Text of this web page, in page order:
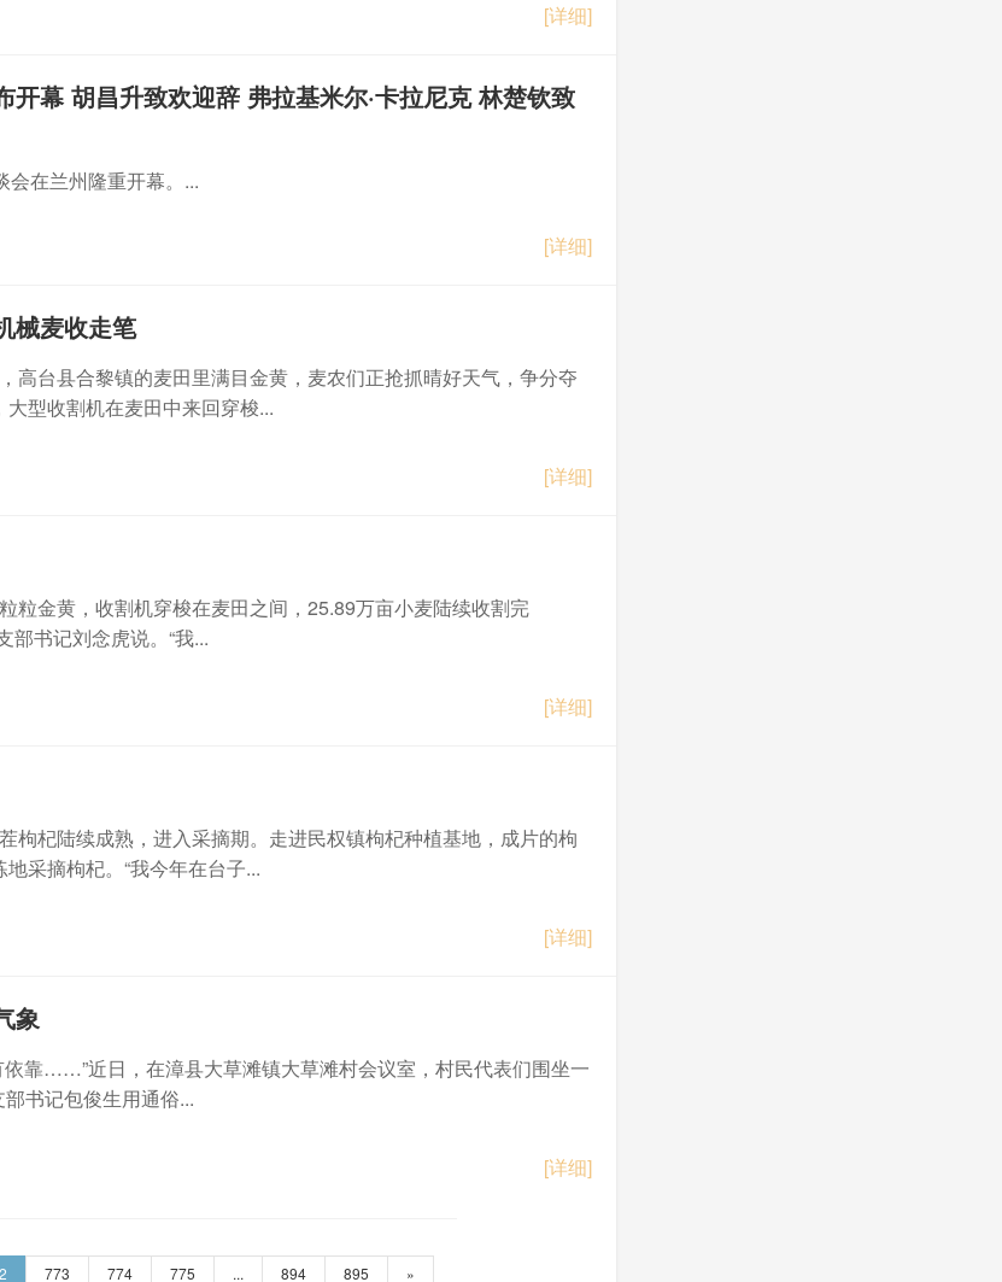
[详细]
幕 胡昌升致欢迎辞 弗拉基米尔·卡拉尼克 林楚钦致
在兰州隆重开幕。...
[详细]
械麦收走笔
高台县合黎镇的麦田里满目金黄，麦农们正抢抓晴好天气，争分夺
型收割机在麦田中来回穿梭...
[详细]
粒金黄，收割机穿梭在麦田之间，25.89万亩小麦陆续收割完
部书记刘念虎说。“我...
[详细]
枸杞陆续成熟，进入采摘期。走进民权镇枸杞种植基地，成片的枸
采摘枸杞。“我今年在台子...
[详细]
象
靠……”近日，在漳县大草滩镇大草滩村会议室，村民代表们围坐一
书记包俊生用通俗...
[详细]
773 774 775 ... 894 895 »